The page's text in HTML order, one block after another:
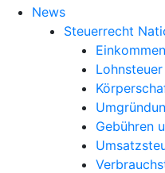
News
Steuerrecht
Lohnsteuer
Gebühren